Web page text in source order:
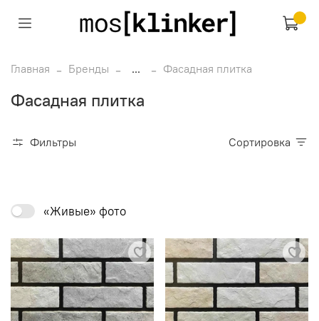
Главная Бренды ... Фасадная плитка
Фасадная плитка
Фильтры Сортировка
«Живые» фото